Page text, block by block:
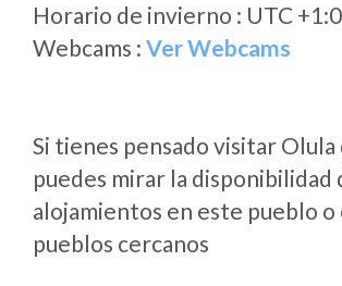
Horario de invierno : UTC
Webcams : Ver Webcams
Si tienes pensado visitar Olula
puedes mirar la disponibilidad
alojamientos en este pueblo o
pueblos cercanos